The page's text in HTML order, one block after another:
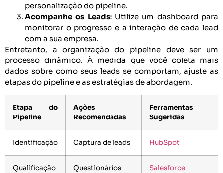
personalização do pipeline.
Acompanhe os Leads:Utilize um dashboard para
monitorar o progresso e a interação de cada lead
com a sua empresa.
Entretanto, a organização do pipeline deve ser um
processo dinâmico. À medida que você coleta mais
dados sobre como seus leads se comportam, ajuste as
etapas do pipeline e as estratégias de abordagem.
Etapa do
Pipeline
Ações
Recomendadas
Ferramentas
Sugeridas
Identificação Captura de leads HubSpot
Qualificação Questionários Salesforce